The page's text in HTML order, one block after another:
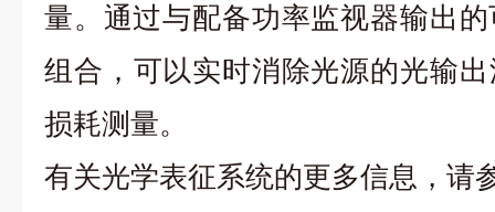
量。通过与配备功率监视器输出
组合，可以实时消除光源的光输
损耗测量。
有关光学表征系统的更多信息，请